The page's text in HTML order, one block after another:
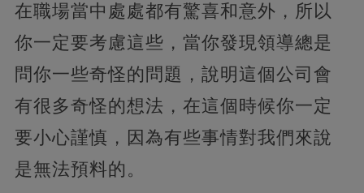
在職場當中處處都有驚喜和意外，所以
你一定要考慮這些，當你發現領導總是
問你一些奇怪的問題，說明這個公司會
有很多奇怪的想法，在這個時候你一定
要小心謹慎，因為有些事情對我們來說
是無法預料的。